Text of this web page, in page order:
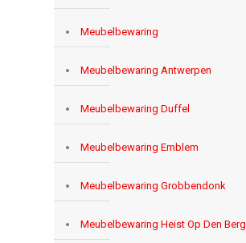
Meubelbewaring
Meubelbewaring Antwerpen
Meubelbewaring Duffel
Meubelbewaring Emblem
Meubelbewaring Grobbendonk
Meubelbewaring Heist Op Den Berg